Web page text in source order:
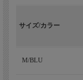
自然と神秘
総柄ショ
サイズ/カラー
M/BLU